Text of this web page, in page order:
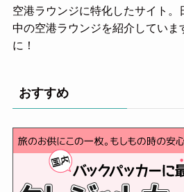
空港ラウンジに特化したサイト。
中の空港ラウンジを紹介していま
に！
おすすめ